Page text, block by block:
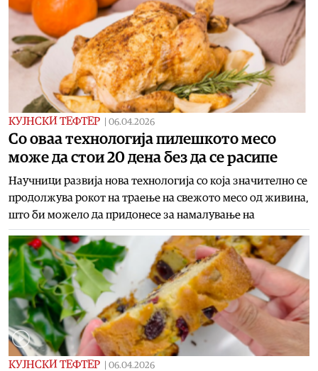
КУЈНСКИ ТЕФТЕР 06.04.2026
Со оваа технологија пилешкото месо
може да стои 20 дена без да се расипе
Научници развија нова технологија со која значително се
продолжува рокот на траење на свежото месо од живина,
што би можело да придонесе за намалување на
КУЈНСКИ ТЕФТЕР 06.04.2026